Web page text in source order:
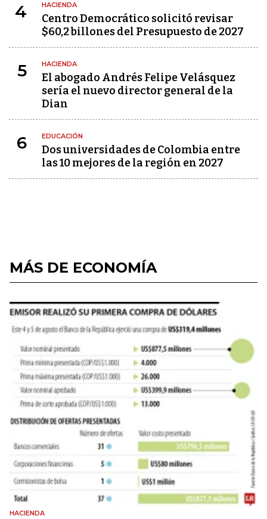
4 HACIENDA
Centro Democrático solicitó revisar
$60,2 billones del Presupuesto de 2027
5 HACIENDA
El abogado Andrés Felipe Velásquez
sería el nuevo director general de la
Dian
6 EDUCACIÓN
Dos universidades de Colombia entre
las 10 mejores de la región en 2027
MÁS DE ECONOMÍA
HACIENDA